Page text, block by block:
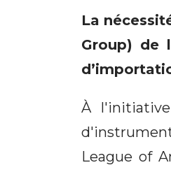
La
Group) de
À
League of